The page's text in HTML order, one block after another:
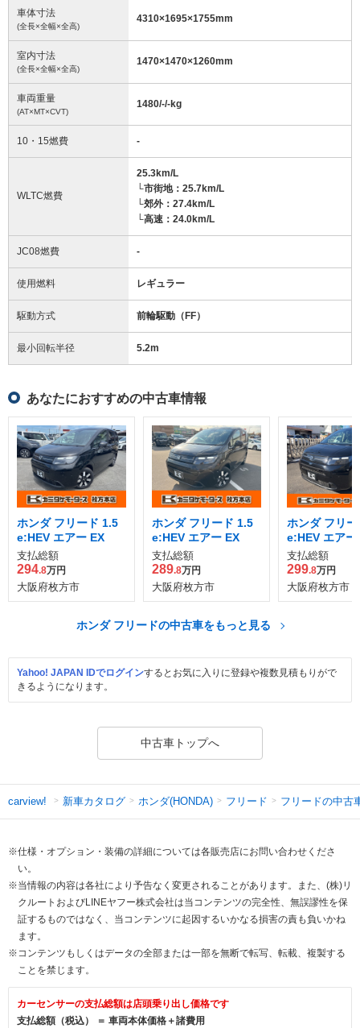
車体寸法
(全長×全幅×全高)
4310×1695×1755mm
室内寸法
(全長×全幅×全高)
1470×1470×1260mm
車両重量
(AT×MT×CVT)
1480/-/-kg
10・15燃費 -
WLTC燃費
25.3km/L
└市街地：25.7km/L
└郊外：27.4km/L
└高速：24.0km/L
JC08燃費 -
使用燃料 レギュラー
駆動方式 前輪駆動（FF）
最小回転半径 5.2m
あなたにおすすめの中古車情報
ホンダ フリード 1.5
e:HEV エアー EX
支払総額
294.8万円
大阪府枚方市
ホンダ フリード 1.5
e:HEV エアー EX
支払総額
289.8万円
大阪府枚方市
ホンダ フリ
e:HEV エアー
支払総額
299.8万円
大阪府枚方市
ホンダ フリードの中古車をもっと見る
Yahoo! JAPAN IDでログインするとお気に入りに登録や複数見積もりがで
きるようになります。
中古車トップへ
carview! 新車カタログ ホンダ(HONDA) フリード フリードの中古
※仕様・オプション・装備の詳細については各販売店にお問い合わせくださ
い。
※当情報の内容は各社により予告なく変更されることがあります。また、(株)リ
クルートおよびLINEヤフー株式会社は当コンテンツの完全性、無誤謬性を保
証するものではなく、当コンテンツに起因するいかなる損害の責も負いかね
ます。
※コンテンツもしくはデータの全部または一部を無断で転写、転載、複製する
ことを禁じます。
カーセンサーの支払総額は店頭乗り出し価格です
支払総額（税込） ＝ 車両本体価格＋諸費用